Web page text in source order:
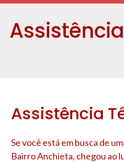
Assistência
Se você está em busca de
Bairro Anchieta, chegou ao